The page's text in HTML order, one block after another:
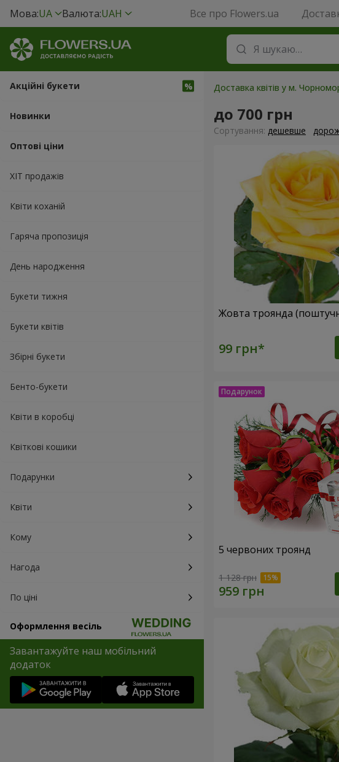
Мова:UA Валюта:UAH Все про Flowers.ua
Акційні букети
Новинки
Оптові ціни
ХІТ продажів
Квіти коханій
Гаряча пропозиція
День народження
Букети тижня
Букети квітів
Збірні букети
Бенто-букети
Квіти в коробці
Квіткові кошики
Подарунки
Квіти
Кому
Нагода
По ціні
Оформлення весіль
Завантажуйте наш мобільний
додаток
Доставка квітів у м.
до 700 грн
Сортування: дешевше
Жовта троянда
5 червоних троянд
1 128 грн